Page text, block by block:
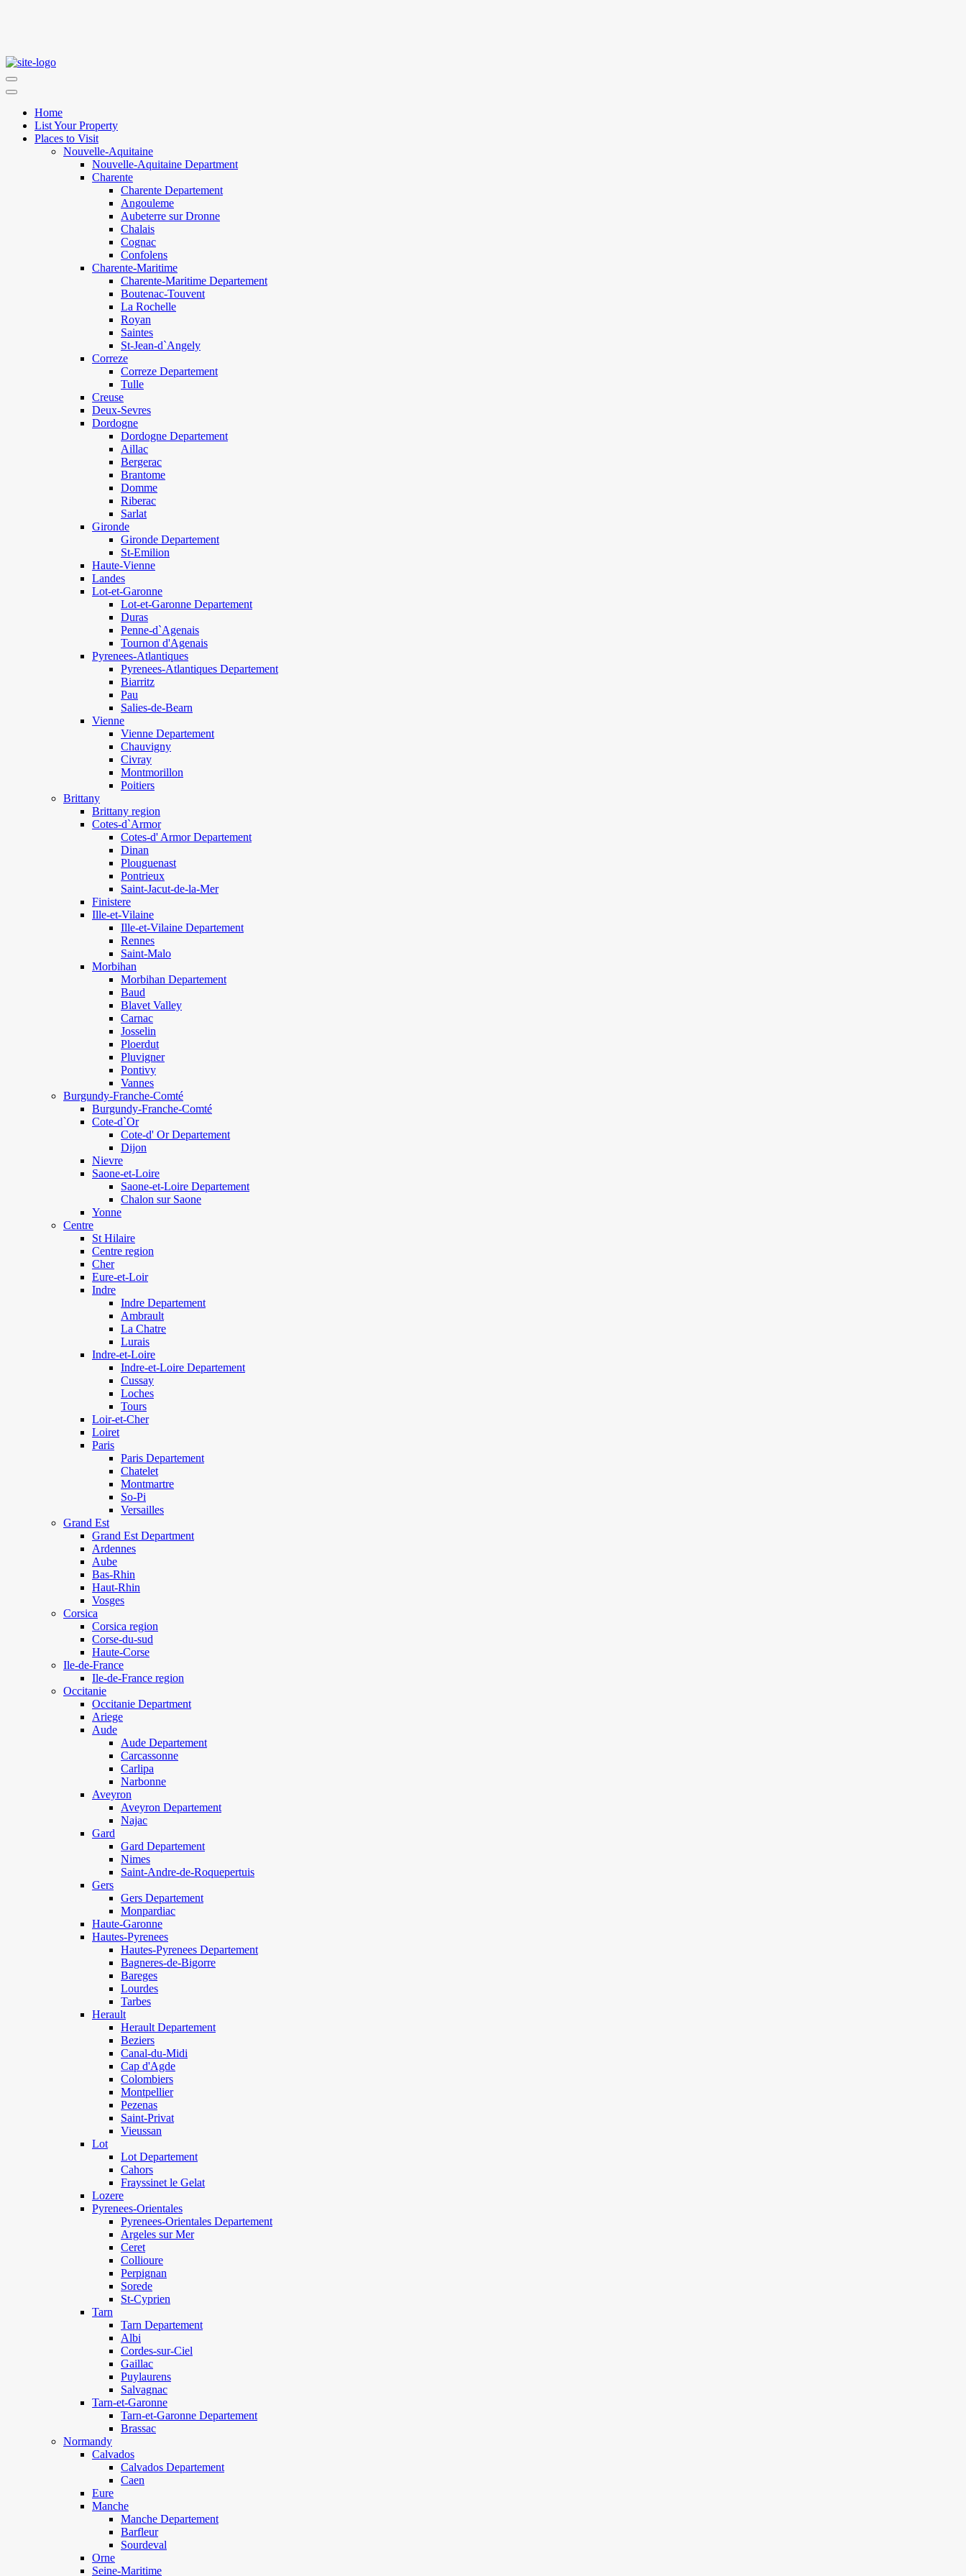
Home
List Your Property
Places to Visit
Nouvelle-Aquitaine
Nouvelle-Aquitaine Department
Charente
Charente Departement
Angouleme
Aubeterre sur Dronne
Chalais
Cognac
Confolens
Charente-Maritime
Charente-Maritime Departement
Boutenac-Touvent
La Rochelle
Royan
Saintes
St-Jean-d`Angely
Correze
Correze Departement
Tulle
Creuse
Deux-Sevres
Dordogne
Dordogne Departement
Aillac
Bergerac
Brantome
Domme
Riberac
Sarlat
Gironde
Gironde Departement
St-Emilion
Haute-Vienne
Landes
Lot-et-Garonne
Lot-et-Garonne Departement
Duras
Penne-d`Agenais
Tournon d'Agenais
Pyrenees-Atlantiques
Pyrenees-Atlantiques Departement
Biarritz
Pau
Salies-de-Bearn
Vienne
Vienne Departement
Chauvigny
Civray
Montmorillon
Poitiers
Brittany
Brittany region
Cotes-d`Armor
Cotes-d' Armor Departement
Dinan
Plouguenast
Pontrieux
Saint-Jacut-de-la-Mer
Finistere
Ille-et-Vilaine
Ille-et-Vilaine Departement
Rennes
Saint-Malo
Morbihan
Morbihan Departement
Baud
Blavet Valley
Carnac
Josselin
Ploerdut
Pluvigner
Pontivy
Vannes
Burgundy-Franche-Comté
Burgundy-Franche-Comté
Cote-d`Or
Cote-d' Or Departement
Dijon
Nievre
Saone-et-Loire
Saone-et-Loire Departement
Chalon sur Saone
Yonne
Centre
St Hilaire
Centre region
Cher
Eure-et-Loir
Indre
Indre Departement
Ambrault
La Chatre
Lurais
Indre-et-Loire
Indre-et-Loire Departement
Cussay
Loches
Tours
Loir-et-Cher
Loiret
Paris
Paris Departement
Chatelet
Montmartre
So-Pi
Versailles
Grand Est
Grand Est Department
Ardennes
Aube
Bas-Rhin
Haut-Rhin
Vosges
Corsica
Corsica region
Corse-du-sud
Haute-Corse
Ile-de-France
Ile-de-France region
Occitanie
Occitanie Department
Ariege
Aude
Aude Departement
Carcassonne
Carlipa
Narbonne
Aveyron
Aveyron Departement
Najac
Gard
Gard Departement
Nimes
Saint-Andre-de-Roquepertuis
Gers
Gers Departement
Monpardiac
Haute-Garonne
Hautes-Pyrenees
Hautes-Pyrenees Departement
Bagneres-de-Bigorre
Bareges
Lourdes
Tarbes
Herault
Herault Departement
Beziers
Canal-du-Midi
Cap d'Agde
Colombiers
Montpellier
Pezenas
Saint-Privat
Vieussan
Lot
Lot Departement
Cahors
Frayssinet le Gelat
Lozere
Pyrenees-Orientales
Pyrenees-Orientales Departement
Argeles sur Mer
Ceret
Collioure
Perpignan
Sorede
St-Cyprien
Tarn
Tarn Departement
Albi
Cordes-sur-Ciel
Gaillac
Puylaurens
Salvagnac
Tarn-et-Garonne
Tarn-et-Garonne Departement
Brassac
Normandy
Calvados
Calvados Departement
Caen
Eure
Manche
Manche Departement
Barfleur
Sourdeval
Orne
Seine-Maritime